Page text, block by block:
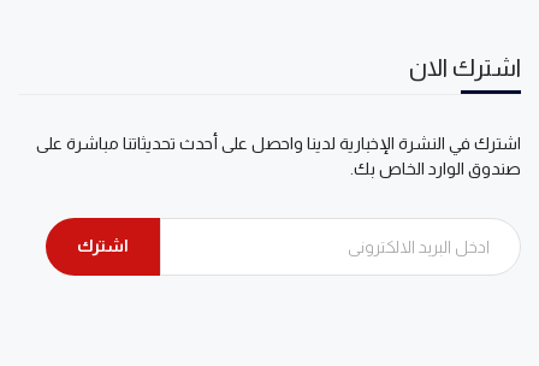
اشترك الان
اشترك في النشرة الإخبارية لدينا واحصل على أحدث تحديثاتنا مباشرة على
صندوق الوارد الخاص بك.
اشترك